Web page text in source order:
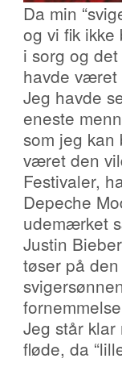
Da min
og vi fik
i sorg og
havde været
Jeg havde
eneste
som jeg kan
været den
Festivaler,
Depeche
udemærket
Justin
tøser på
Jeg står
fløde, da